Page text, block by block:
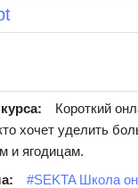
Короткий
хочет уделить
и ягодицам.
#SEKTA Школа